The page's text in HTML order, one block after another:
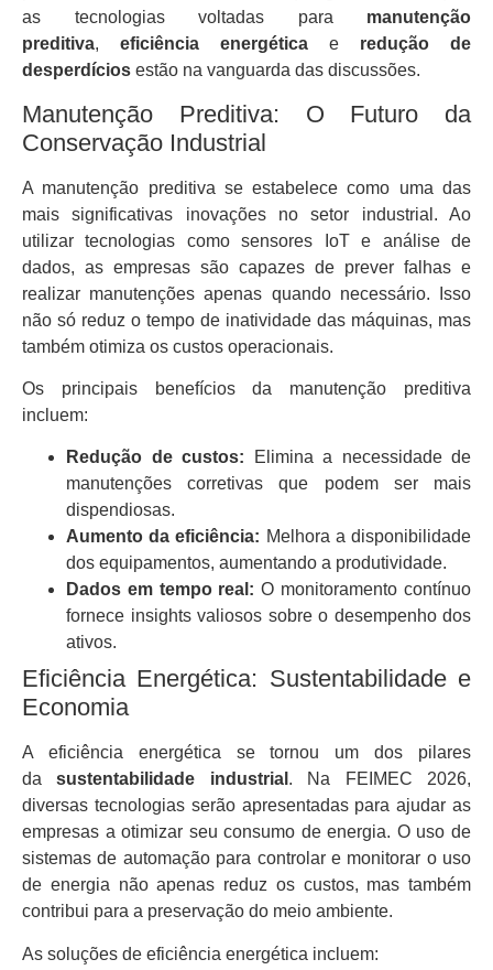
as tecnologias voltadas para manutenção
preditiva, eficiência energética e redução de
desperdícios estão na vanguarda das discussões.
Manutenção Preditiva: O Futuro da
Conservação Industrial
A manutenção preditiva se estabelece como uma das
mais significativas inovações no setor industrial. Ao
utilizar tecnologias como sensores IoT e análise de
dados, as empresas são capazes de prever falhas e
realizar manutenções apenas quando necessário. Isso
não só reduz o tempo de inatividade das máquinas, mas
também otimiza os custos operacionais.
Os principais benefícios da manutenção preditiva
incluem:
Redução de custos: Elimina a necessidade de
manutenções corretivas que podem ser mais
dispendiosas.
Aumento da eficiência: Melhora a disponibilidade
dos equipamentos, aumentando a produtividade.
Dados em tempo real: O monitoramento contínuo
fornece insights valiosos sobre o desempenho dos
ativos.
Eficiência Energética: Sustentabilidade e
Economia
A eficiência energética se tornou um dos pilares
dasustentabilidade industrial . Na FEIMEC 2026,
diversas tecnologias serão apresentadas para ajudar as
empresas a otimizar seu consumo de energia. O uso de
sistemas de automação para controlar e monitorar o uso
de energia não apenas reduz os custos, mas também
contribui para a preservação do meio ambiente.
As soluções de eficiência energética incluem: